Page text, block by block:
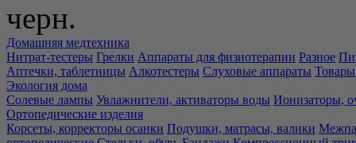
черн.
Домашняя медтехника
Нитрат-тестеры Грелки Аппараты для физиотерапии Разное
Аптечки, таблетницы Алкотестеры Слуховые аппараты Товары
Экология дома
Солевые лампы Увлажнители, активаторы воды Ионизаторы,
Ортопедические изделия
Корсеты, корректоры осанки Подушки, матрасы, валики